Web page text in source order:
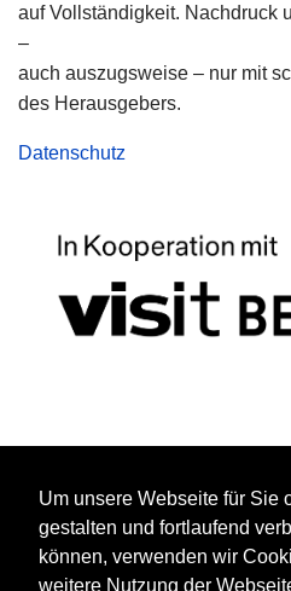
Um unsere Webseite für Sie
gestalten und fortlaufend
können, verwenden wir
weitere Nutzung der
auf Vollständigkeit. Nachdruck
–
auch auszugsweise – nur mit
des Herausgebers.
Datenschutz
Zurück zu Blau trifft Grün